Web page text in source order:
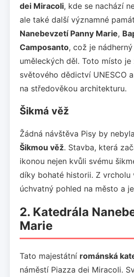
dei Miracoli, kde se nachází
ale také další významné
Nanebevzetí Panny Marie,
Camposanto, což je
uměleckých děl. Toto místo je
světového dědictví UNESCO
na středověkou architekturu.
Šikmá věž
Žádná návštěva Pisy by
Šikmou věž. Stavba, která
ikonou nejen kvůli svému
díky bohaté historii. Z vrcholu
úchvatný pohled na město a
2. Katedrála
Marie
Tato majestátní románská
náměstí Piazza dei Miracoli.